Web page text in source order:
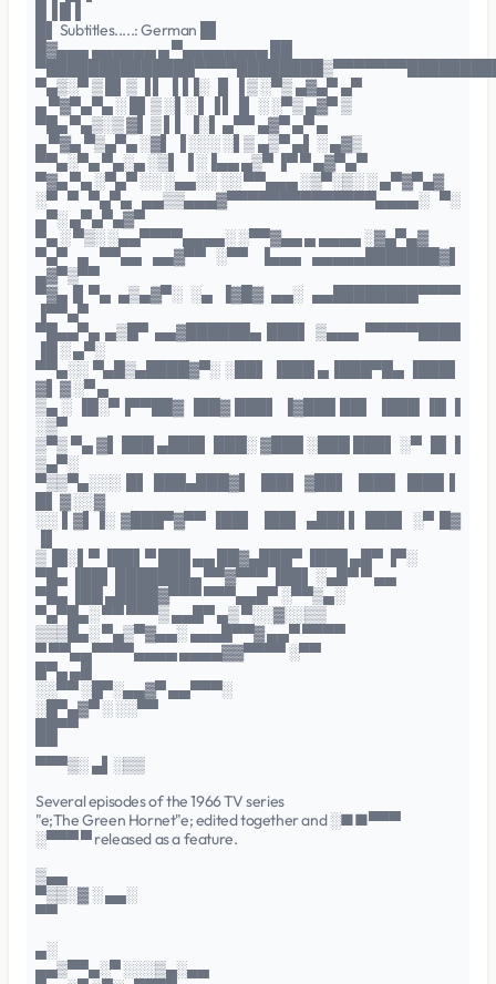
█▌ Subtitles.....: German █▌
█▓▄▄▄ ▄▄▄▄▄▄ ▄ ▀▄▄▄▄▄▄▄▄ ██
▀▄▒░▀ ▒ █▌▒ ▐ ▌ ▐▐▐░ ▐▌▐ ▒ ░▀▒ ▄▓▄▀ ▄▀
▄ ▀▓▀▄▀▄ ░ █▌▒ ░▌░ ▌▐ ▌▐▌ ░ ░▀▒ ▄▓▀ ▒
▀█▄ ▀▄▒░▒ ▓▌ ▒ ▌▌ ▐░▌ ▄▀▀ ▄▓▀ ▄▀ ▄
▄ ▀▓▄ ▀▒▄▀▄ ░▓▌ ▐ ░░░ ░▌▒ ▄▒▀ ▄▌ ░ ▄▓▒
▀▀▄░▀▄ ▀▄░▄ ░▒▌ ▐ ░▐▄▄ ▄▒▀ ▐▀ ▀ ▄▓▀▄▀
▀▓▄ ▀▄ ░▀▄▀ ░░ ░▄▄░░ ░░ ▀▀▄▄▄ ░▒▀░▒░ ░ ▄▀▓▀▄▓
░▀ ▀ ▀▄▀▄ ▄▄▒▒▄▄▄▓▀▀▀▀▀▀▀▀▀▀▀▀▀▀▄▄▄▄░ ▀░
▄▀░ ▄▀▄▀▄▓▀
▀▄ ░ ▀▒░ ░▄▄▀▀▀▀▄▄▄▄░ ░▀▀▓▄▄ ▄ ▄▄▄▄ ░▓▄▀▄▓
▀▄▀ ▄ ▀▀▄▄ ▄▄▓▀▀ ░▀▀ ▐▄▄▄ ▄▄▄▄▄███████▓▌
▄▓▀▒▀▀
▀▓▄▐▌▀▄ ▄▒▄▓▀░ ░▄ ▐▓█▓ ▄▄░ ▄▄████████▀▀▀▀
▐▀▀▄▀
▀█▄▄▀▄ ▄▒█▀ ▄▄▓██████▄ ███▌ ▒▄▄▄ ▀▀▀▀▀████
▐█ ░ ▄▀░
▀▀▄░░ ▀▄█▒▄████▓▀░ ░██▌ ▐███ ▄▐███▀█▄ ▐███▌
▓▌ ▓ ░▀ ▄
▒▄ ░ ▐█░▀▐▀▀██▓ ▐██▓ ███▌ ▐▓███ ██▌ ▐███ ▐█ ▐
░▒▀
▒▀▒ ▀▄ ▓▌ ███ ▄███▌ ███░ ▓███ ░███ ███▌ ░▀ ▐█ ▐
▒▄▀░
▀▒▒▀▄░░░ █▌ ███▄███▓▌ ▐██▌ ▓██▌ ▐███ ▐███ ▌
█▌ ▓ ░░▓
░░ ▌▓▌▐░ ▓███▀▓▀▀ ▐██▌ ▐██▌ ▄██▌▌ ███▌ ░▀ █▓
▒▐█░▌▀ ▐██▌▀ ███ ▄▄ ██▓▄███▀ ▐███ ▄█▀ ▐▀░
▀█▄ ▐██▌ ███████▄ ▀▀▓▀▀▀ ▐██▌ ░▄█▀ ▀ ▄▄
▀█▄ ▐██ ▄████▓▀▀▀ ▀▀▀▄▄█▀ ░▀▀▒▄░
▀▄▀█▄░ ▀▀ ▀▀▀▒ ▄▄█▀ ▄▒ ▀░░▓░░▒▒
▒▒▒█▄░ ▀▄▒▀▓▄▄░ ▄▄▄█▀▀▓ ▄▄▀ ▀▀▀▀
▀ ▀▀▄▄▀▀▀▀▄▄▄▄ ▄▄▄▄▓▓▀▀▀▀ ░▀▀
█▀▄ ▄█
░░▀▀ ░█▀░▄▄▓▀ ▄▄▀▀▀░
░█▀▄▓▀ ░ ░░▀▀
██▀▀
▀▀
▀▀▀▒░ ▄▌░▒▒
Several episodes of the 1966 TV series
"e;The Green Hornet"e; edited together and ░■■▀▀▀
░▀▀▀ ▀ released as a feature.
▒▄▄
▀▒▒░▓ ░ ▄▄░
▀▀
▄░
▄▄▒▀▀▄░▀ ░░░▒▄░▄▄